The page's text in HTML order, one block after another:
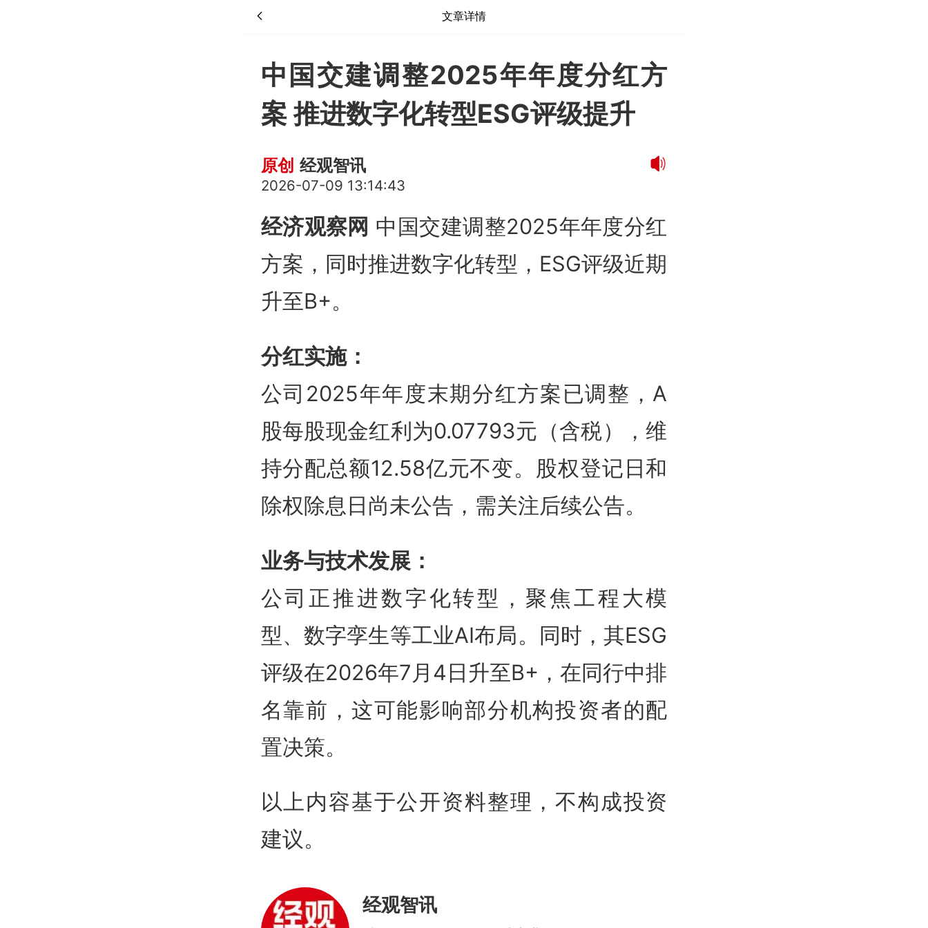
文章详情
中国交建调整2025年年度分红方
案 推进数字化转型ESG评级提升
原创 经观智讯
2026-07-09 13:14:43
经济观察网 中国交建调整2025年年度分红
方案，同时推进数字化转型，ESG评级近期
升至B+。
分红实施：
公司2025年年度末期分红方案已调整，A
股每股现金红利为0.07793元（含税），维
持分配总额12.58亿元不变。股权登记日和
除权除息日尚未公告，需关注后续公告。
业务与技术发展：
公司正推进数字化转型，聚焦工程大模
型、数字孪生等工业AI布局。同时，其ESG
评级在2026年7月4日升至B+，在同行中排
名靠前 ，这可能影响部分机构投资者的配
置决策。
以上内容基于公开资料整理，不构成投资
建议。
经观智讯